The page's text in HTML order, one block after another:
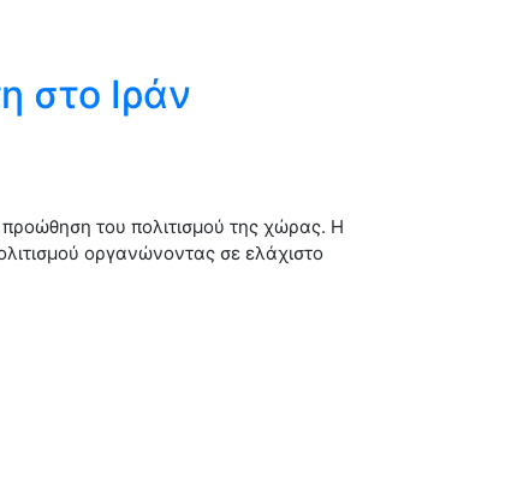
στο Ιράν
του πολιτισμού της χώρας. Η
οργανώνοντας σε ελάχιστο